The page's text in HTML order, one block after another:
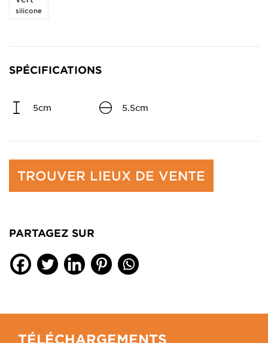
silicone
SPÉCIFICATIONS
5cm 5.5cm
TROUVER LIEUX DE VENTE
PARTAGEZ SUR
TÉLÉCHARGEMENTS